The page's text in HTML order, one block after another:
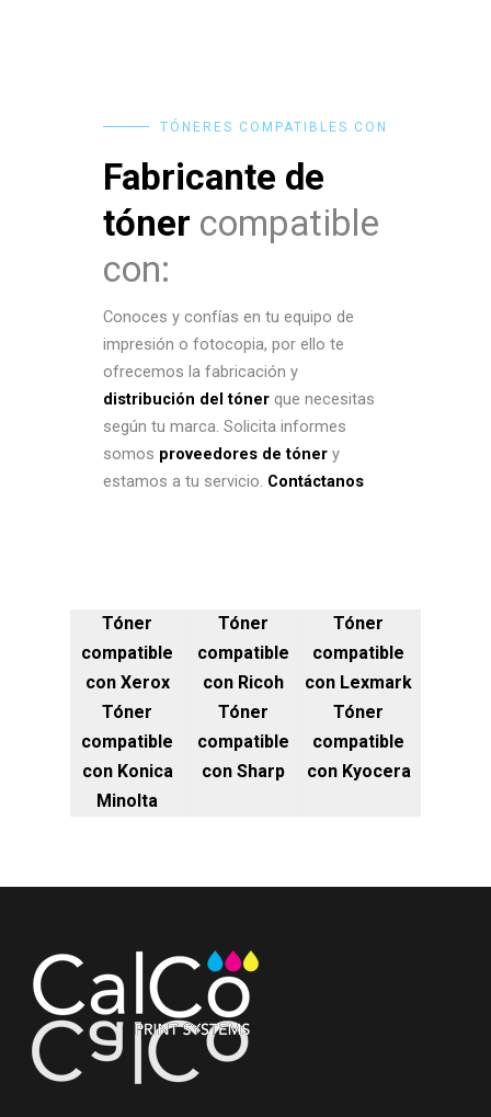
TÓNERES COMPATIBLES CON
Fabricante de
tóner compatible
con:
Conoces y confías en tu equipo de
impresión o fotocopia, por ello te
ofrecemos la fabricación y
distribución del tóner que necesitas
según tu marca. Solicita informes
somos proveedores de tóner y
estamos a tu servicio. Contáctanos
Tóner
compatible
con Xerox
Tóner
compatible
con Ricoh
Tóner
compatible
con Lexmark
Tóner
compatible
con Konica
Minolta
Tóner
compatible
con Sharp
Tóner
compatible
con Kyocera